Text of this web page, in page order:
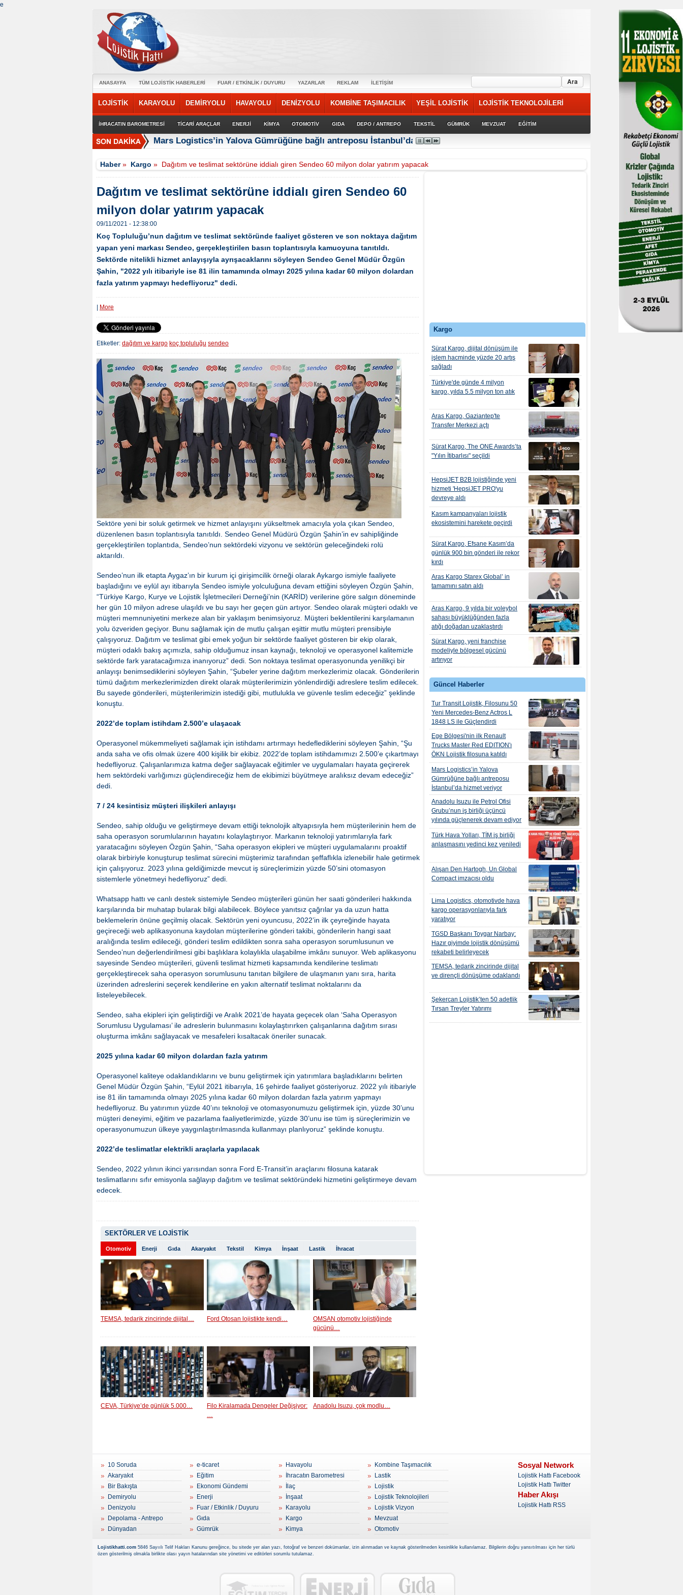
e
ANASAYFA TÜM LOJİSTİK HABERLERİ FUAR / ETKİNLİK / DUYURU YAZARLAR REKLAM İLETİŞİM
LOJİSTİK KARAYOLU DEMİRYOLU HAVAYOLU DENİZYOLU KOMBİNE TAŞIMACILIK YEŞİL LOJİSTİK LOJİSTİK TEKNOLOJİLERİ
İHRACATIN BAROMETRESİ TİCARİ ARAÇLAR ENERJİ KİMYA OTOMOTİV GIDA DEPO / ANTREPO TEKSTİL GÜMRÜK MEVZUAT EĞİTİM
Mars Logistics’in Yalova Gümrüğüne bağlı antreposu İstanbul’da hizmet veriyor
Haber» Kargo » Dağıtım ve teslimat sektörüne iddialı giren Sendeo 60 milyon dolar yatırım yapacak
Kargo
Sürat Kargo, dijital dönüşüm ile
işlem hacminde yüzde 20 artış
sağladı
Türkiye'de günde 4 milyon
kargo, yılda 5.5 milyon ton atık
Aras Kargo, Gaziantep'te
Transfer Merkezi açtı
Sürat Kargo, The ONE Awards’ta
"Yılın İtibarlısı" seçildi
HepsiJET B2B lojistiğinde yeni
hizmeti 'HepsiJET PRO'yu
devreye aldı
Kasım kampanyaları lojistik
ekosistemini harekete geçirdi
Sürat Kargo, Efsane Kasım’da
günlük 900 bin gönderi ile rekor
kırdı
Aras Kargo Starex Global’ in
tamamını satın aldı
Aras Kargo, 9 yılda bir voleybol
sahası büyüklüğünden fazla
atığı doğadan uzaklaştırdı
Sürat Kargo, yeni franchise
modeliyle bölgesel gücünü
artırıyor
Güncel Haberler
Tur Transit Lojistik, Filosunu 50
Yeni Mercedes-Benz Actros L
1848 LS ile Güçlendirdi
Ege Bölgesi'nin ilk Renault
Trucks Master Red EDITION'ı
ÖKN Lojistik filosuna katıldı
Mars Logistics’in Yalova
Gümrüğüne bağlı antreposu
İstanbul’da hizmet veriyor
Anadolu Isuzu ile Petrol Ofisi
Grubu’nun iş birliği üçüncü
yılında güçlenerek devam ediyor
Türk Hava Yolları, TİM iş birliği
anlaşmasını yedinci kez yeniledi
Alışan Den Hartogh, Un Global
Compact imzacısı oldu
Lima Logistics, otomotivde hava
kargo operasyonlarıyla fark
yaratıyor
TGSD Başkanı Toygar Narbay:
Hazır giyimde lojistik dönüşümü
rekabeti belirleyecek
TEMSA, tedarik zincirinde dijital
ve dirençli dönüşüme odaklandı
Şekercan Lojistik’ten 50 adetlik
Tırsan Treyler Yatırımı
Dağıtım ve teslimat sektörüne iddialı giren Sendeo 60
milyon dolar yatırım yapacak
09/11/2021 - 12:38:00
Koç Topluluğu’nun dağıtım ve teslimat sektöründe faaliyet gösteren ve son noktaya dağıtım
yapan yeni markası Sendeo, gerçekleştirilen basın toplantısıyla kamuoyuna tanıtıldı.
Sektörde nitelikli hizmet anlayışıyla ayrışacaklarını söyleyen Sendeo Genel Müdür Özgün
Şahin, "2022 yılı itibariyle ise 81 ilin tamamında olmayı 2025 yılına kadar 60 milyon dolardan
fazla yatırım yapmayı hedefliyoruz" dedi.
More
Etiketler: dağıtım ve kargo koç topluluğu sendeo
Sektöre yeni bir soluk getirmek ve hizmet anlayışını yükseltmek amacıyla yola çıkan Sendeo,
düzenlenen basın toplantısıyla tanıtıldı. Sendeo Genel Müdürü Özgün Şahin’in ev sahipliğinde
gerçekleştirilen toplantıda, Sendeo’nun sektördeki vizyonu ve sektörün geleceğindeki rolü
aktarıldı.
Sendeo’nun ilk etapta Aygaz’ın bir kurum içi girişimcilik örneği olarak Aykargo ismiyle faaliyete
başladığını ve eylül ayı itibarıyla Sendeo ismiyle yolculuğuna devam ettiğini söyleyen Özgün Şahin,
“Türkiye Kargo, Kurye ve Lojistik İşletmecileri Derneği’nin (KARİD) verilerine göre salgın döneminde
her gün 10 milyon adrese ulaşıldı ve bu sayı her geçen gün artıyor. Sendeo olarak müşteri odaklı ve
müşteri memnuniyetini merkeze alan bir yaklaşım benimsiyoruz. Müşteri beklentilerini karşılamanın
yolu özveriden geçiyor. Bunu sağlamak için de mutlu çalışan eşittir mutlu müşteri prensibiyle
çalışıyoruz. Dağıtım ve teslimat gibi emek yoğun bir sektörde faaliyet gösteren bir ekip olarak,
müşteri odaklı bakış açımızla, sahip olduğumuz insan kaynağı, teknoloji ve operasyonel kalitemizle
sektörde fark yaratacağımıza inanıyoruz” dedi. Son noktaya teslimat operasyonunda yenilikçi bir
anlayışı benimsediklerini söyleyen Şahin, “Şubeler yerine dağıtım merkezlerimiz olacak. Gönderilerin
tümü dağıtım merkezlerimizden direkt olarak müşterilerimizin yönlendirdiği adreslere teslim edilecek.
Bu sayede gönderileri, müşterilerimizin istediği gibi, mutlulukla ve güvenle teslim edeceğiz” şeklinde
konuştu.
2022’de toplam istihdam 2.500’e ulaşacak
Operasyonel mükemmeliyeti sağlamak için istihdamı artırmayı hedeflediklerini söyleyen Şahin, “Şu
anda saha ve ofis olmak üzere 400 kişilik bir ekibiz. 2022’de toplam istihdamımızı 2.500’e çıkartmayı
hedefliyoruz. Çalışanlarımıza katma değer sağlayacak eğitimler ve uygulamaları hayata geçirerek
hem sektördeki varlığımızı güçlendireceğiz hem de ekibimizi büyütmeye aralıksız devam edeceğiz”
dedi.
7 / 24 kesintisiz müşteri ilişkileri anlayışı
Sendeo, sahip olduğu ve geliştirmeye devam ettiği teknolojik altyapısıyla hem müşterilerinin hem de
saha operasyon sorumlularının hayatını kolaylaştırıyor. Markanın teknoloji yatırımlarıyla fark
yaratacağını söyleyen Özgün Şahin, “Saha operasyon ekipleri ve müşteri uygulamalarını proaktif
olarak birbiriyle konuşturup teslimat sürecini müşterimiz tarafından şeffaflıkla izlenebilir hale getirmek
için çalışıyoruz. 2023 yılına geldiğimizde mevcut iş süreçlerimizin yüzde 50’sini otomasyon
sistemlerle yönetmeyi hedefliyoruz” dedi.
Whatsapp hattı ve canlı destek sistemiyle Sendeo müşterileri günün her saati gönderileri hakkında
karşılarında bir muhatap bularak bilgi alabilecek. Böylece yanıtsız çağrılar ya da uzun hatta
beklemelerin önüne geçilmiş olacak. Sektörün yeni oyuncusu, 2022’in ilk çeyreğinde hayata
geçireceği web aplikasyonuna kaydolan müşterilerine gönderi takibi, gönderilerin hangi saat
aralığında teslim edileceği, gönderi teslim edildikten sonra saha operasyon sorumlusunun ve
Sendeo’nun değerlendirilmesi gibi başlıklara kolaylıkla ulaşabilme imkânı sunuyor. Web aplikasyonu
sayesinde Sendeo müşterileri, güvenli teslimat hizmeti kapsamında kendilerine teslimatı
gerçekleştirecek saha operasyon sorumlusunu tanıtan bilgilere de ulaşmanın yanı sıra, harita
üzerinden adreslerini seçerek kendilerine en yakın alternatif teslimat noktalarını da
listeleyebilecek.
Sendeo, saha ekipleri için geliştirdiği ve Aralık 2021’de hayata geçecek olan ‘Saha Operasyon
Sorumlusu Uygulaması’ ile adreslerin bulunmasını kolaylaştırırken çalışanlarına dağıtım sırası
oluşturma imkânı sağlayacak ve mesafeleri kısaltacak öneriler sunacak.
2025 yılına kadar 60 milyon dolardan fazla yatırım
Operasyonel kaliteye odaklandıklarını ve bunu geliştirmek için yatırımlara başladıklarını belirten
Genel Müdür Özgün Şahin, “Eylül 2021 itibarıyla, 16 şehirde faaliyet gösteriyoruz. 2022 yılı itibariyle
ise 81 ilin tamamında olmayı 2025 yılına kadar 60 milyon dolardan fazla yatırım yapmayı
hedefliyoruz. Bu yatırımın yüzde 40’ını teknoloji ve otomasyonumuzu geliştirmek için, yüzde 30’unu
müşteri deneyimi, eğitim ve pazarlama faaliyetlerimizde, yüzde 30’unu ise tüm iş süreçlerimizin ve
operasyonumuzun ülkeye yaygınlaştırılmasında kullanmayı planlıyoruz” şeklinde konuştu.
2022’de teslimatlar elektrikli araçlarla yapılacak
Sendeo, 2022 yılının ikinci yarısından sonra Ford E-Transit’in araçlarını filosuna katarak
teslimatlarını sıfır emisyonla sağlayıp dağıtım ve teslimat sektöründeki hizmetini geliştirmeye devam
edecek.
SEKTÖRLER VE LOJİSTİK
Otomotiv Enerji Gıda Akaryakıt Tekstil Kimya İnşaat Lastik İhracat
TEMSA, tedarik zincirinde dijital… Ford Otosan lojistikte kendi…
OMSAN otomotiv lojistiğinde
gücünü…
CEVA, Türkiye’de günlük 5.000…
Filo Kiralamada Dengeler Değişiyor:
…
Anadolu Isuzu, çok modlu…
10 Soruda
Akaryakıt
Bir Bakışta
Demiryolu
Denizyolu
Depolama - Antrepo
Dünyadan
e-ticaret
Eğitim
Ekonomi Gündemi
Enerji
Fuar / Etkinlik / Duyuru
Gıda
Gümrük
Havayolu
İhracatın Barometresi
İlaç
İnşaat
Karayolu
Kargo
Kimya
Kombine Taşımacılık
Lastik
Lojistik
Lojistik Teknolojileri
Lojistik Vizyon
Mevzuat
Otomotiv
Sosyal Network
Lojistik Hattı Facebook
Lojistik Hattı Twitter
Haber Akışı
Lojistik Hattı RSS
Lojistikhatti.com 5846 Sayıılı Telif Hakları Kanunu gereğince, bu sitede yer alan yazı, fotoğraf ve benzeri dokümanlar, izin alınmadan ve kaynak gösterilmeden kesinlikle kullanılamaz. Bilgilerin doğru yansıtılması için her türlü
özen gösterilmiş olmakla birlikte olası yayın hatalarından site yönetimi ve editörleri sorumlu tutulamaz.